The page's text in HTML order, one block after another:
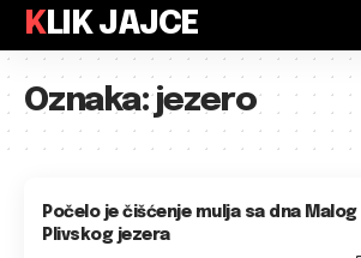
KLIK JAJCE
Oznaka:jezero
Počelo je čišćenje mulja sa dna Malog
Plivskog jezera